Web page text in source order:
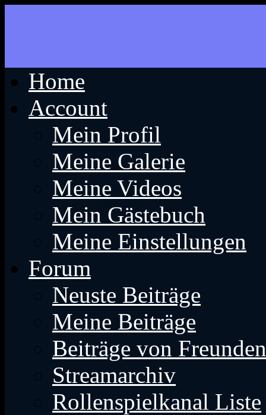
Home
Account
Mein Profil
Meine Galerie
Meine Videos
Mein Gästebuch
Meine Einstellungen
Forum
Neuste Beiträge
Meine Beiträge
Beiträge von Freunden
Streamarchiv
Rollenspielkanal Liste